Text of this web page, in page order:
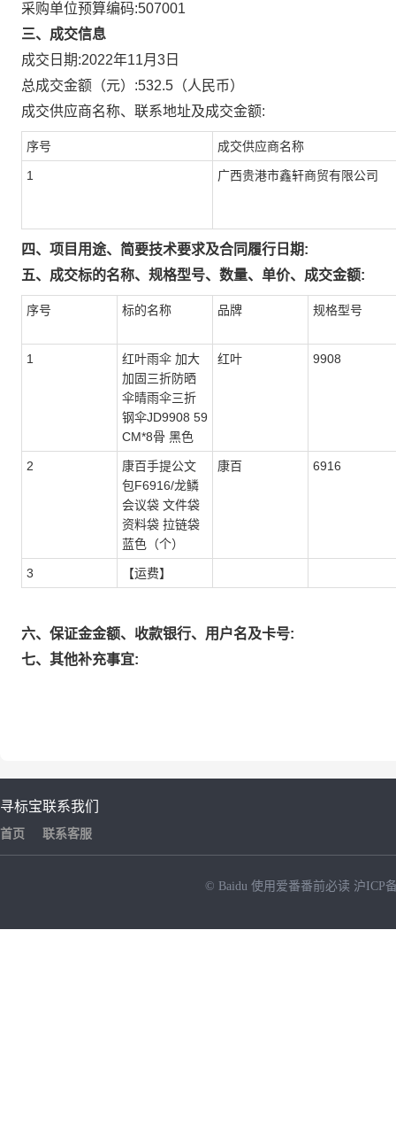
采购单位预算编码:507001
三、成交信息
成交日期:2022年11月3日
总成交金额（元）:532.5 （人民币）
成交供应商名称、联系地址及成交金额:
序号 成交供应商名称
1 广西贵港市鑫轩商贸有限公司
四、项目用途、简要技术要求及合同履行日期:
五、成交标的名称、规格型号、数量、单价、成交金额:
序号 标的名称 品牌 规格型号
1
红叶雨伞 加大
加固三折防晒
伞晴雨伞三折
钢伞JD9908 59
CM*8骨 黑色
红叶 9908
2
康百手提公文
包F6916/龙鳞
会议袋 文件袋
资料袋 拉链袋
蓝色（个）
康百 6916
3 【运费】
六、保证金金额、收款银行、用户名及卡号:
七、其他补充事宜:
寻标宝
首页
联系我们
联系客服
© Baidu 使用爱番番前必读 沪ICP